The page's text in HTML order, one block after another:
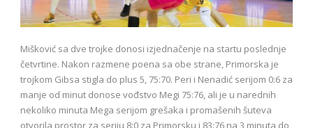
Mišković sa dve trojke donosi izjednačenje na startu poslednje
četvrtine. Nakon razmene poena sa obe strane, Primorska je
trojkom Gibsa stigla do plus 5, 75:70. Peri i Nenadić serijom 0:6 za
manje od minut donose vođstvo Megi 75:76, ali je u narednih
nekoliko minuta Mega serijom grešaka i promašenih šuteva
otvorila prostor za seriju 8:0 za Primorsku i 83:76 na 3 minuta do